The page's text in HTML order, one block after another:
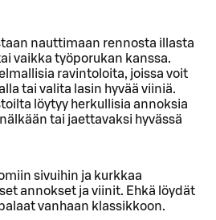
nauttimaan rennosta illasta
vaikka työporukan kanssa.
ravintoloita, joissa voit
tai valita lasin hyvää viiniä.
löytyy herkullisia annoksia
tai jaettavaksi hyvässä
sivuihin ja kurkkaa
annokset ja viinit. Ehkä löydät
vanhaan klassikkoon.